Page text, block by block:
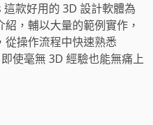
款好用的 3D 設計軟體為
，輔以大量的範例實作，
從操作流程中快速熟悉
使毫無 3D 經驗也能無痛上